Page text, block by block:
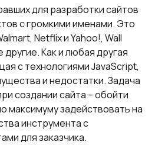
для разработки сайтов
с громкими именами. Это
Netflix и Yahoo!, Wall
Как и любая другая
с технологиями JavaScript,
и недостатки. Задача
создании сайта – обойти
максимуму задействовать на
инструмента с
для заказчика.